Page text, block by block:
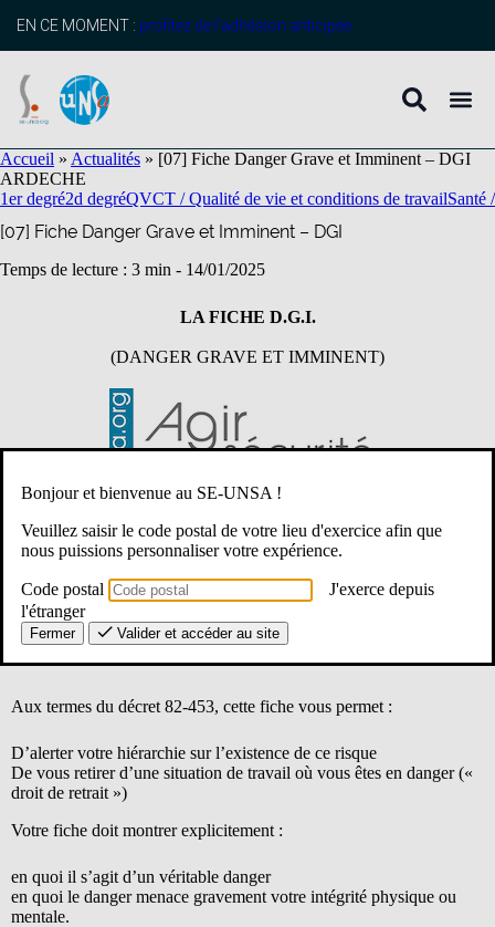
principal
EN CE MOMENT : profitez de l’adhésion anticipée
Accueil » Actualités » [07] Fiche Danger Grave et Imminent – DGI
ARDECHE
1er degré2d degréQVCT / Qualité de vie et conditions de travailSanté
[07] Fiche Danger Grave et Imminent – DGI
Temps de lecture : 3 min - 14/01/2025
LA FICHE D.G.I.
(DANGER GRAVE ET IMMINENT)
Intitulé très précis : «Danger Grave ET imminent»… Si, dans
votre école, votre établissement, vous êtes confronté à un risque tout
à la fois grave Et imminent, vous êtes en droit de déposer une
D.G.I.
Aux termes du décret 82-453, cette fiche vous permet :
D’alerter votre hiérarchie sur l’existence de ce risque
De vous retirer d’une situation de travail où vous êtes en danger («
droit de retrait »)
Votre fiche doit montrer explicitement :
en quoi il s’agit d’un véritable danger
en quoi le danger menace gravement votre intégrité physique ou
mentale.
Bonjour et bienvenue au SE-UNSA !
Veuillez saisir le code postal de votre lieu d'exercice afin que
nous puissions personnaliser votre expérience.
Code postal
J'exerce depuis
l'étranger
Fermer Valider et accéder au site